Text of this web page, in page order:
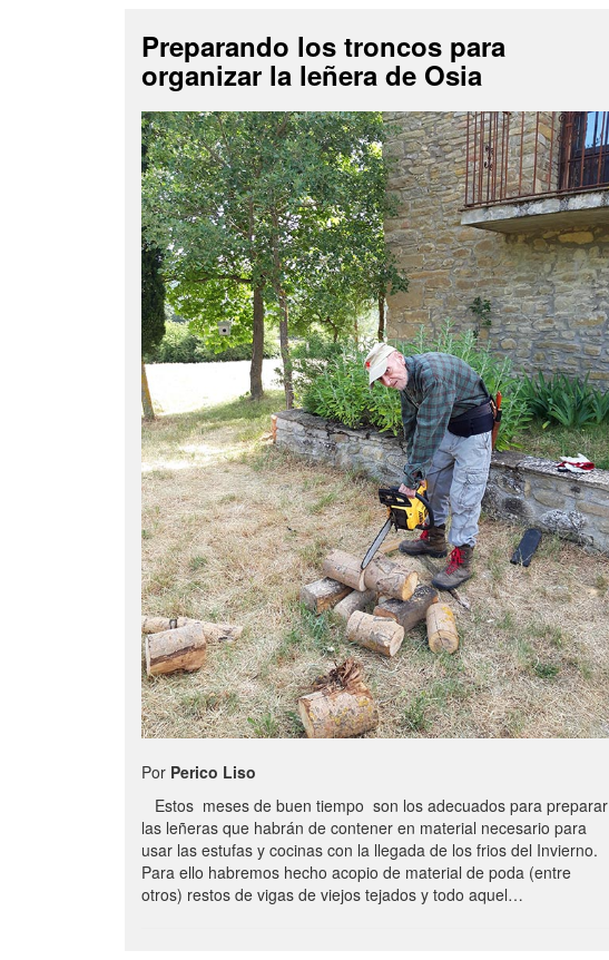
Preparando los troncos para
organizar la leñera de Osia
Por Perico Liso
Estos meses de buen tiempo son los adecuados para preparar
las leñeras que habrán de contener en material necesario para
usar las estufas y cocinas con la llegada de los frios del Invierno.
Para ello habremos hecho acopio de material de poda (entre
otros) restos de vigas de viejos tejados y todo aquel…